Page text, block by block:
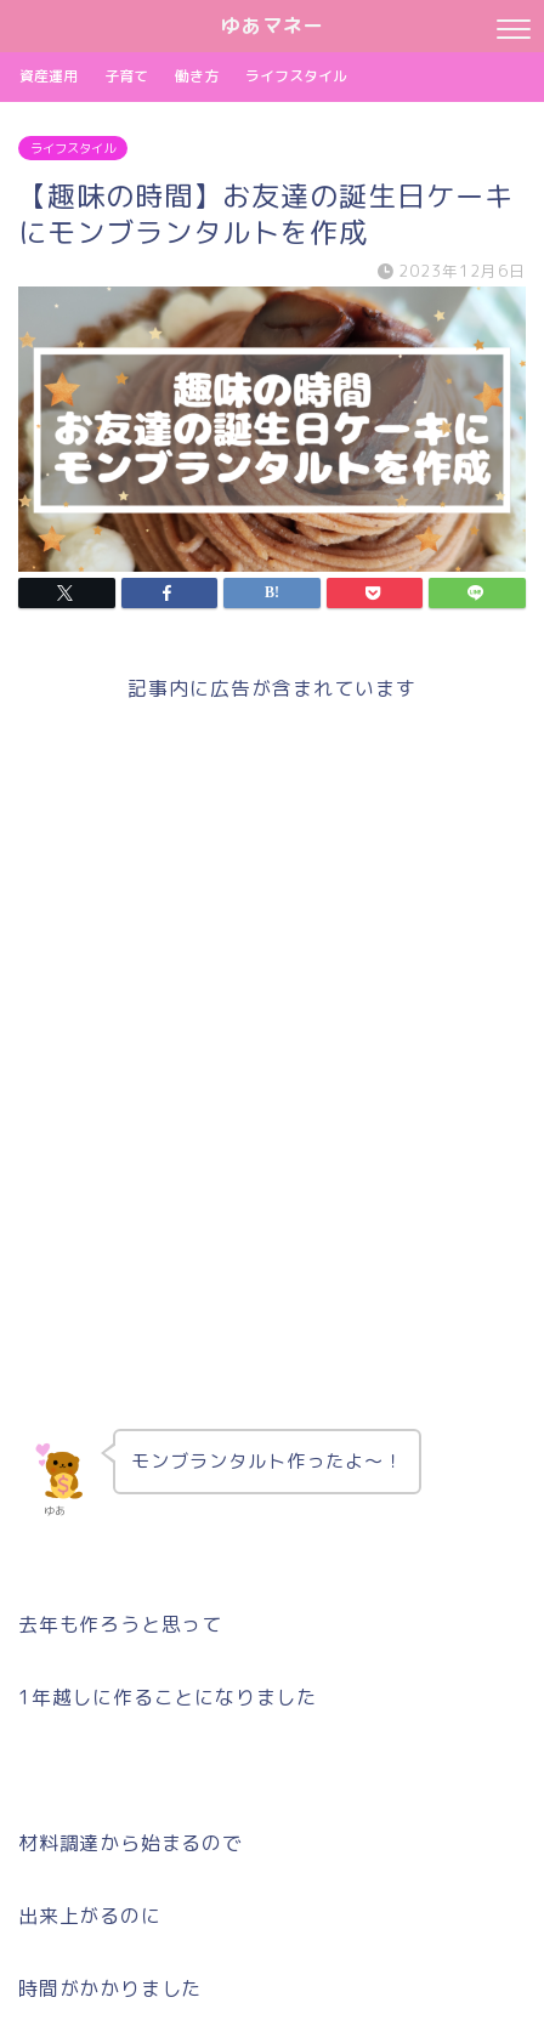
ゆあマネー
資産運用 子育て 働き方 ライフスタイル
ライフスタイル
【趣味の時間】お友達の誕生日ケーキ
にモンブランタルトを作成
2023年12月6日
記事内に広告が含まれています
ゆあ
モンブランタルト作ったよ〜！
去年も作ろうと思って
1年越しに作ることになりました
材料調達から始まるので
出来上がるのに
時間がかかりました